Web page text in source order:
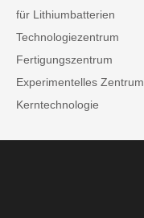
für Lithiumbatterien
Technologiezentrum
Fertigungszentrum
Experimentelles Zentrum
Kerntechnologie